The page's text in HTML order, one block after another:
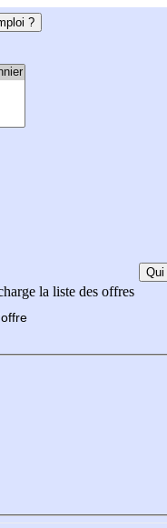
?
la liste des offres
Qui